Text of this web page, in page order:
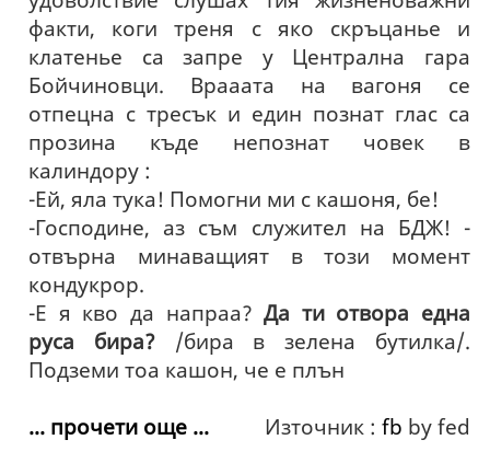
факти, коги треня с яко скръцанье и
клатенье са запре у Централна гара
Бойчиновци. Врааата на вагоня се
отпецна с тресък и един познат глас са
прозина къде непознат човек в
калиндору :
-Ей, яла тука! Помогни ми с кашоня, бе!
-Господине, аз съм служител на БДЖ! -
отвърна минаващият в този момент
кондукрор.
-Е я кво да напраа?Да ти отвора една
руса бира?/бира в зелена бутилка/.
Подземи тоа кашон, че е плън
Източник : fb by fed
... прочети още ...